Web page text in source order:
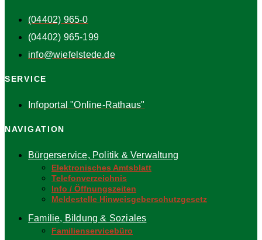
(04402) 965-0
(04402) 965-199
info@wiefelstede.de
SERVICE
Infoportal "Online-Rathaus"
NAVIGATION
Bürgerservice, Politik & Verwaltung
Elektronisches Amtsblatt
Telefonverzeichnis
Info / Öffnungszeiten
Meldestelle Hinweisgeberschutzgesetz
Familie, Bildung & Soziales
Familienservicebüro